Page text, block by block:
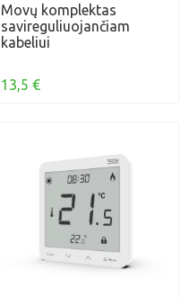
Movų komplektas
savireguliuojančiam
kabeliui
13,5 €